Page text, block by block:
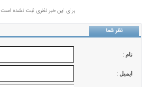
برای این خبر نظری ثبت نشده است
نظر شما
نام :
ايميل :